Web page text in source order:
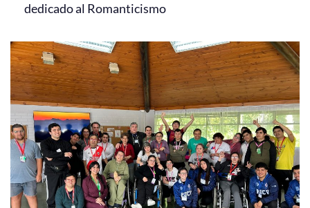
dedicado al Romanticismo